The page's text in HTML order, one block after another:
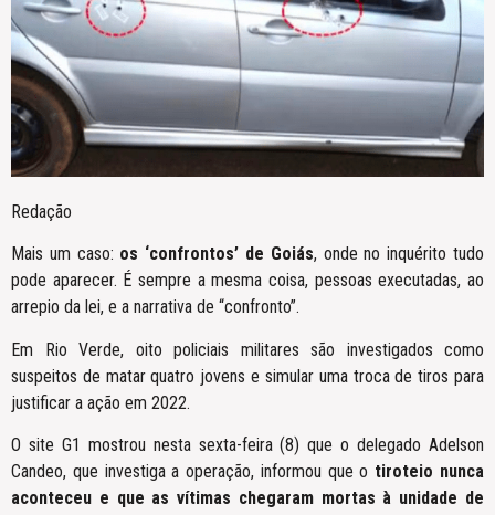
Redação
Mais um caso: os ‘confrontos’ de Goiás, onde no inquérito tudo
pode aparecer. É sempre a mesma coisa, pessoas executadas, ao
arrepio da lei, e a narrativa de “confronto”.
Em Rio Verde, oito policiais militares são investigados como
suspeitos de matar quatro jovens e simular uma troca de tiros para
justificar a ação em 2022.
O site G1 mostrou nesta sexta-feira (8) que o delegado Adelson
Candeo, que investiga a operação, informou que o tiroteio nunca
aconteceu e que as vítimas chegaram mortas à unidade de